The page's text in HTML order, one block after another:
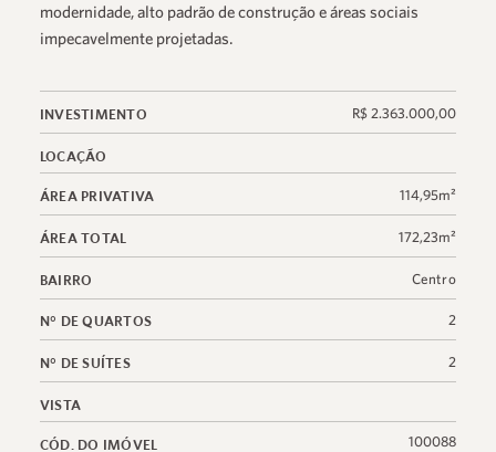
modernidade, alto padrão de construção e áreas sociais
impecavelmente projetadas.
INVESTIMENTO R$ 2.363.000,00
LOCAÇÃO
ÁREA PRIVATIVA 114,95m²
ÁREA TOTAL 172,23m²
BAIRRO Centro
N° DE QUARTOS 2
N° DE SUÍTES 2
VISTA
CÓD. DO IMÓVEL 100088